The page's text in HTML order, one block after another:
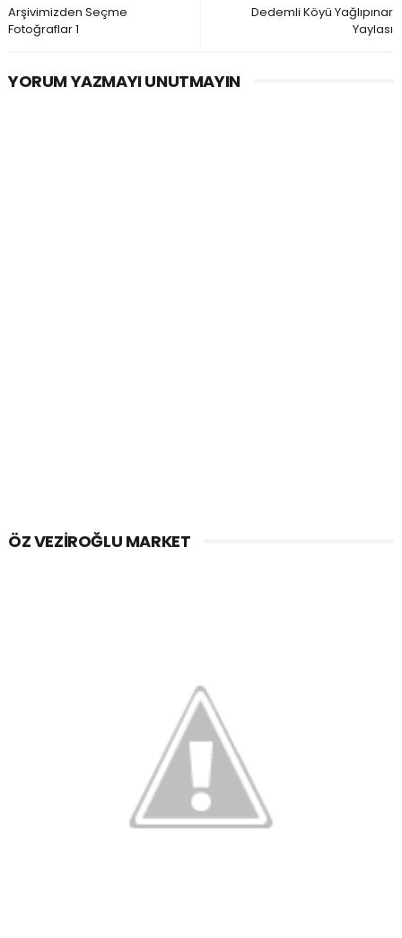
Dedemli Köyü Yağlıpınar
Yaylası
Arşivimizden Seçme
Fotoğraflar 1
YORUM YAZMAYI UNUTMAYIN
ÖZ VEZIROĞLU MARKET